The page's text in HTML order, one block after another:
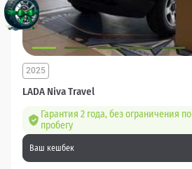
LADA Niva Travel
2025
Гарантия 2 года, без ограничения по
пробегу
Ваш кешбек